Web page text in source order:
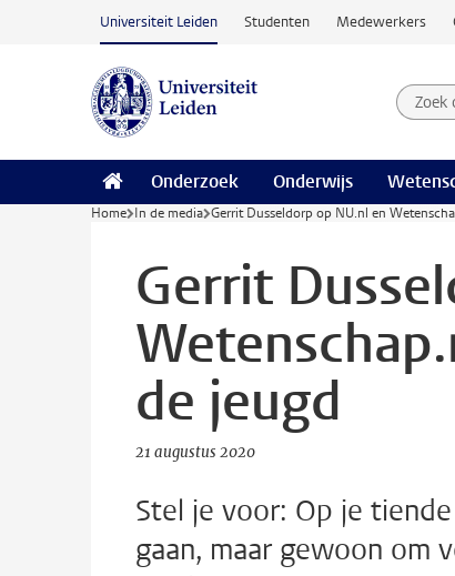
Ga naar hoofdinhoud
Universiteit Leiden Studenten Medewerkers
Zoek
Onderzoek Onderwijs
Home In de media Gerrit Dusseldorp op NU.nl en
Gerrit
de jeugd
21 augustus 2020
Stel je voor: Op je
gaan, maar gewoon om